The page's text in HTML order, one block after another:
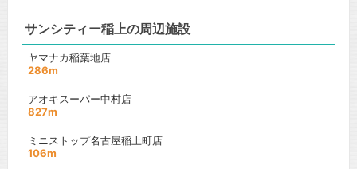
サンシティー稲上の周辺施設
ヤマナカ稲葉地店
286m
アオキスーパー中村店
827m
ミニストップ名古屋稲上町店
106m